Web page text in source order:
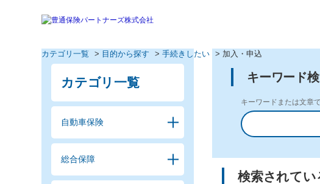
カテゴリ一覧 > 目的から探す > 手続きしたい > 加入・申込
カテゴリ一覧
自動車保険
総合保障
キーワード
キーワードまたは文章
検索されてい